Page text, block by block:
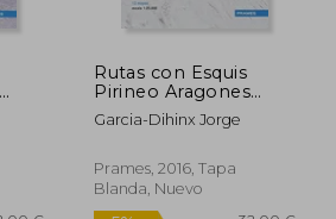
Rutas con Esquis
Pirineo Aragones
Tomo iv
Garcia-Dihinx Jorge
Prames, 2016, Tapa
Blanda, Nuevo